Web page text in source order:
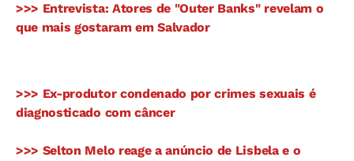
>>> Entrevista: Atores de "Outer Banks" revelam o
que mais gostaram em Salvador
>>> Ex-produtor condenado por crimes sexuais é
diagnosticado com câncer
>>> Selton Melo reage a anúncio de Lisbela e o